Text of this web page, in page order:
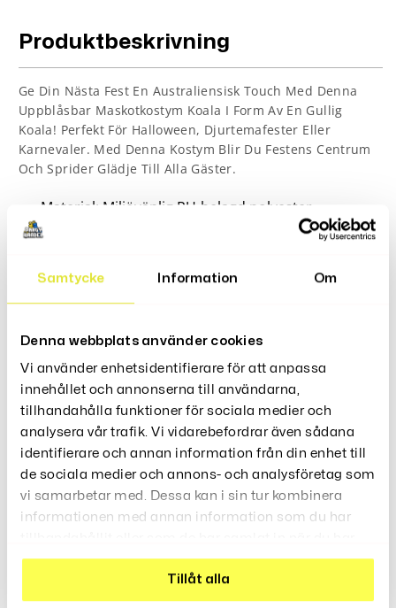
Samtycke Information Om
Denna webbplats använder cookies
Vi använder enhetsidentifierare för att anpassa
innehållet och annonserna till användarna,
tillhandahålla funktioner för sociala medier och
analysera vår trafik. Vi vidarebefordrar även sådana
identifierare och annan information från din enhet till
de sociala medier och annons- och analysföretag som
vi samarbetar med. Dessa kan i sin tur kombinera
informationen med annan information som du har
använt deras tjänster.
Tillåt alla
Produktbeskrivning
Ge Din Nästa Fest En Australiensisk Touch Med Denna
Uppblåsbar Maskotkostym Koala I Form Av En Gullig
Koala! Perfekt För Halloween, Djurtemafester Eller
Karnevaler. Med Denna Kostym Blir Du Festens Centrum
Och Sprider Glädje Till Alla Gäster.
Material: Miljövänlig PU-belagd polyester
Vikt: cirka 700 gram Ingår: Kläder, fläkt, batterilåda
cm
Recensioner (0)
Relaterade Produkter